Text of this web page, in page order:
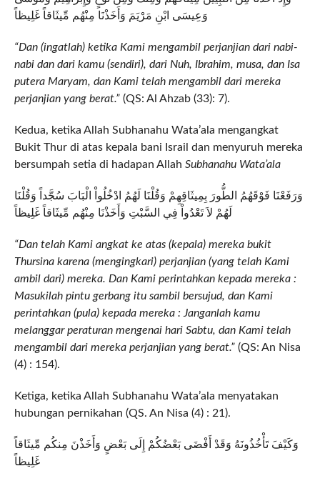
وَعِيسَى ابْنِ مَرْيَمَ وَأَخَذْنَا مِنْهُم مِّيثَاقاً غَلِيظاً
“Dan (ingatlah) ketika Kami mengambil perjanjian dari nabi-
nabi dan dari kamu (sendiri), dari Nuh, Ibrahim, musa, dan Isa
putera Maryam, dan Kami telah mengambil dari mereka
perjanjian yang berat.”(QS: Al Ahzab (33): 7).
Kedua, ketika Allah Subhanahu Wata’ala mengangkat
Bukit Thur di atas kepala bani Israil dan menyuruh mereka
bersumpah setia di hadapan Allah Subhanahu Wata’ala
وَرَفَعْنَا فَوْقَهُمُ الطُّورَ بِمِيثَاقِهِمْ وَقُلْنَا لَهُمُ ادْخُلُواْ الْبَابَ سُجَّداً وَقُلْنَا
لَهُمْ لاَ تَعْدُواْ فِي السَّبْتِ وَأَخَذْنَا مِنْهُم مِّيثَاقاً غَلِيظاً
“Dan telah Kami angkat ke atas (kepala) mereka bukit
Thursina karena (mengingkari) perjanjian (yang telah Kami
ambil dari) mereka. Dan Kami perintahkan kepada mereka :
Masukilah pintu gerbang itu sambil bersujud, dan Kami
perintahkan (pula) kepada mereka : Janganlah kamu
melanggar peraturan mengenai hari Sabtu, dan Kami telah
mengambil dari mereka perjanjian yang berat.”(QS: An Nisa
(4) : 154).
Ketiga, ketika Allah Subhanahu Wata’ala menyatakan
hubungan pernikahan (QS. An Nisa (4) : 21).
وَكَيْفَ تَأْخُذُونَهُ وَقَدْ أَفْضَى بَعْضُكُمْ إِلَى بَعْضٍ وَأَخَذْنَ مِنكُم مِّيثَاقاً
غَلِيظاً